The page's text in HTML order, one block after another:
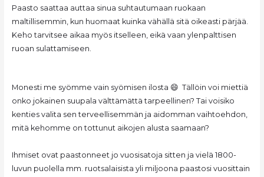
Paasto saattaa auttaa sinua suhtautumaan ruokaan
maltillisemmin, kun huomaat kuinka vähällä sitä oikeasti pärjää.
Keho tarvitsee aikaa myös itselleen, eikä vaan ylenpalttisen
ruoan sulattamiseen.
Monesti me syömme vain syömisen ilosta 😄 Tällöin voi miettiä
onko jokainen suupala välttämättä tarpeellinen? Tai voisiko
kenties valita sen terveellisemmän ja aidomman vaihtoehdon,
mitä kehomme on tottunut aikojen alusta saamaan?
Ihmiset ovat paastonneet jo vuosisatoja sitten ja vielä 1800-
luvun puolella mm. ruotsalaisista yli miljoona paastosi vuosittain